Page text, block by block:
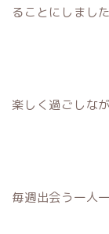
ることにしました
楽しく過ごしな
毎週出会う一人